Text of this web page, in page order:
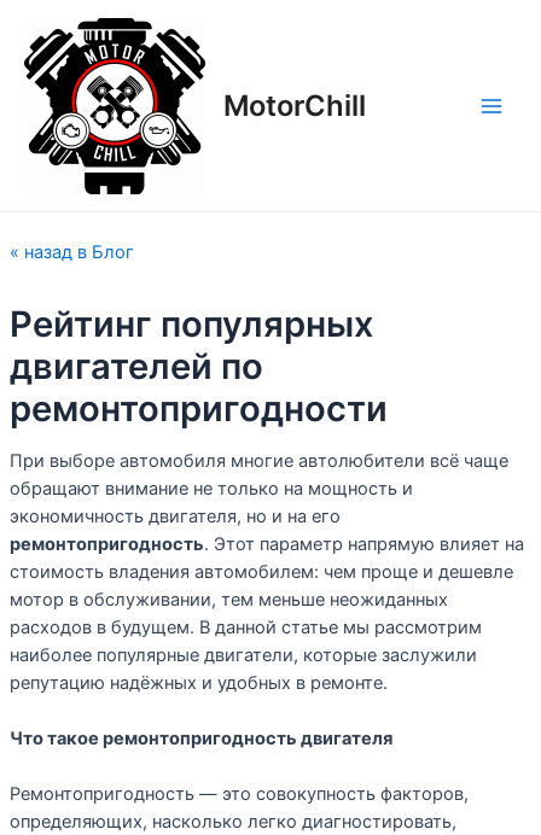
содержимому
MotorСhill
« назад в Блог
Рейтинг популярных
двигателей по
ремонтопригодности
При выборе автомобиля многие автолюбители всё чаще
обращают внимание не только на мощность и
экономичность двигателя, но и на его
ремонтопригодность. Этот параметр напрямую влияет на
стоимость владения автомобилем: чем проще и дешевле
мотор в обслуживании, тем меньше неожиданных
расходов в будущем. В данной статье мы рассмотрим
наиболее популярные двигатели, которые заслужили
репутацию надёжных и удобных в ремонте.
Что такое ремонтопригодность двигателя
Ремонтопригодность — это совокупность факторов,
определяющих, насколько легко диагностировать,
по
записям